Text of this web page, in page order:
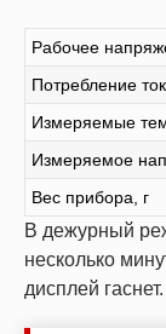
Рабочее
Потребление
Измеряемые
Измеряемое
Вес прибора, г
В дежурный
несколько
дисплей гаснет.